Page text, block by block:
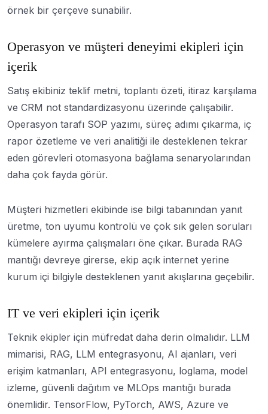
örnek bir çerçeve sunabilir.
Operasyon ve müşteri deneyimi ekipleri için
içerik
Satış ekibiniz teklif metni, toplantı özeti, itiraz karşılama
ve CRM not standardizasyonu üzerinde çalışabilir.
Operasyon tarafı SOP yazımı, süreç adımı çıkarma, iç
rapor özetleme ve veri analitiği ile desteklenen tekrar
eden görevleri otomasyona bağlama senaryolarından
daha çok fayda görür.
Müşteri hizmetleri ekibinde ise bilgi tabanından yanıt
üretme, ton uyumu kontrolü ve çok sık gelen soruları
kümelere ayırma çalışmaları öne çıkar. Burada RAG
mantığı devreye girerse, ekip açık internet yerine
kurum içi bilgiyle desteklenen yanıt akışlarına geçebilir.
IT ve veri ekipleri için içerik
Teknik ekipler için müfredat daha derin olmalıdır. LLM
mimarisi, RAG, LLM entegrasyonu, AI ajanları, veri
erişim katmanları, API entegrasyonu, loglama, model
izleme, güvenli dağıtım ve MLOps mantığı burada
önemlidir. TensorFlow, PyTorch, AWS, Azure ve